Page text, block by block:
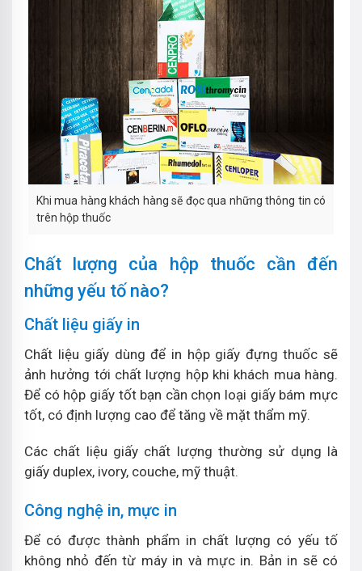
Khi mua hàng khách hàng sẽ đọc qua những thông tin có
trên hộp thuốc
Chất lượng của hộp thuốc cần đến
những yếu tố nào?
Chất liệu giấy in
Chất liệu giấy dùng để in hộp giấy đựng thuốc sẽ
ảnh hưởng tới chất lượng hộp khi khách mua hàng.
Để có hộp giấy tốt bạn cần chọn loại giấy bám mực
tốt, có định lượng cao để tăng về mặt thẩm mỹ.
Các chất liệu giấy chất lượng thường sử dụng là
giấy duplex, ivory, couche, mỹ thuật.
Công nghệ in, mực in
Để có được thành phẩm in chất lượng có yếu tố
không nhỏ đến từ máy in và mực in. Bản in sẽ có